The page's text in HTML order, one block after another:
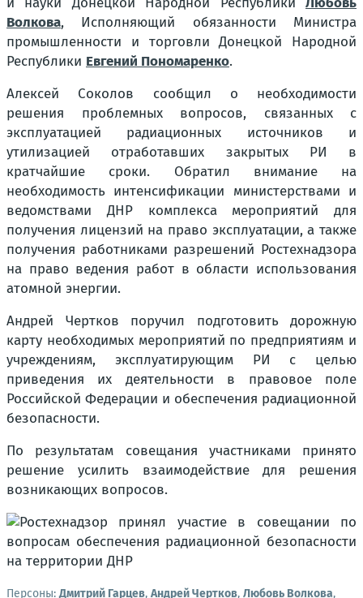
Волкова, Исполняющий обязанности Министра
промышленности и торговли Донецкой Народной
Республики Евгений Пономаренко.
Алексей Соколов сообщил о необходимости
решения проблемных вопросов, связанных с
эксплуатацией радиационных источников и
утилизацией отработавших закрытых РИ в
кратчайшие сроки. Обратил внимание на
необходимость интенсификации министерствами и
ведомствами ДНР комплекса мероприятий для
получения лицензий на право эксплуатации, а также
получения работниками разрешений Ростехнадзора
на право ведения работ в области использования
атомной энергии.
Андрей Чертков поручил подготовить дорожную
карту необходимых мероприятий по предприятиям и
учреждениям, эксплуатирующим РИ с целью
приведения их деятельности в правовое поле
Российской Федерации и обеспечения радиационной
безопасности.
По результатам совещания участниками принято
решение усилить взаимодействие для решения
возникающих вопросов.
Персоны: Дмитрий Гарцев, Андрей Чертков, Любовь Волкова,